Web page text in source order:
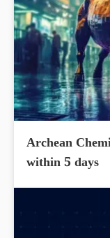
Archean
within 5 days